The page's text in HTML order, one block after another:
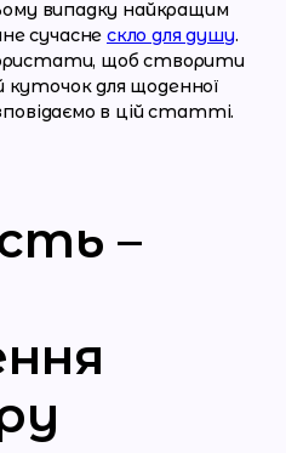
випадку найкращим
сучасне скло для душу.
щоб створити
куточок для щоденної
в цій статті.
–